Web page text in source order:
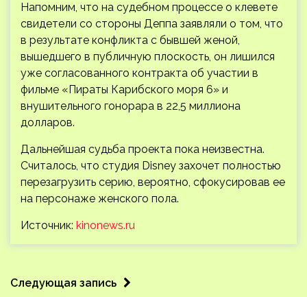
Напомним, что на судебном процессе о клевете
свидетели со стороны Деппа заявляли о том, что
в результате конфликта с бывшей женой,
вышедшего в публичную плоскость, он лишился
уже согласованного контракта об участии в
фильме «Пираты Карибского моря 6» и
внушительного гонорара в 22,5 миллиона
долларов.
Дальнейшая судьба проекта пока неизвестна.
Считалось, что студия Disney захочет полностью
перезагрузить серию, вероятно, сфокусировав ее
на персонаже женского пола.
Источник: kinonews.ru
Следующая запись